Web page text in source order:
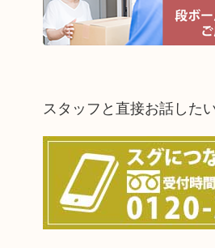
スタッフと直接お話した